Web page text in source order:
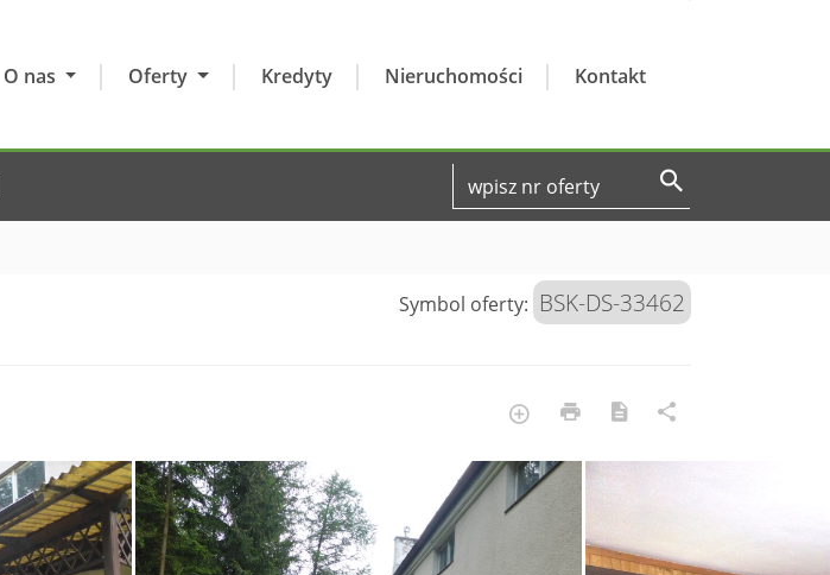
O nas Oferty Kredyty Nieruchomości Kontakt
Symbol oferty: BSK-DS-33462